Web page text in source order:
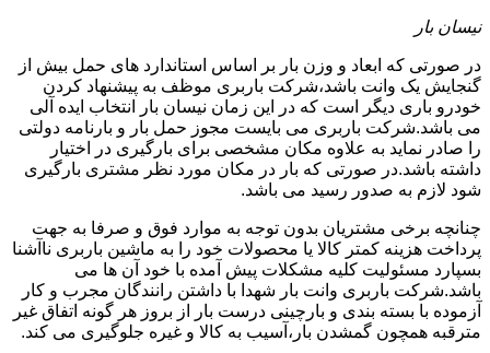
نیسان بار
در صورتی که ابعاد و وزن بار بر اساس استاندارد های حمل بیش از
گنجایش یک وانت باشد،شرکت باربری موظف به پیشنهاد کردن
خودرو باری دیگر است که در این زمان نیسان بار انتخاب ایده آلی
می باشد.شرکت باربری می بایست مجوز حمل بار و بارنامه دولتی
را صادر نماید به علاوه مکان مشخصی برای بارگیری در اختیار
داشته باشد.در صورتی که بار در مکان مورد نظر مشتری بارگیری
شود لازم به صدور رسید می باشد.
چنانچه برخی مشتریان بدون توجه به موارد فوق و صرفا به جهت
پرداخت هزینه کمتر کالا یا محصولات خود را به ماشین باربری ناآشنا
بسپارد مسئولیت کلیه مشکلات پیش آمده با خود آن ها می
باشد.شرکت باربری وانت بار شهدا با داشتن رانندگان مجرب و کار
آزموده با بسته بندی و بارچینی درست بار از بروز هر گونه اتفاق غیر
مترقبه همچون گمشدن بار،آسیب به کالا و غیره جلوگیری می کند.